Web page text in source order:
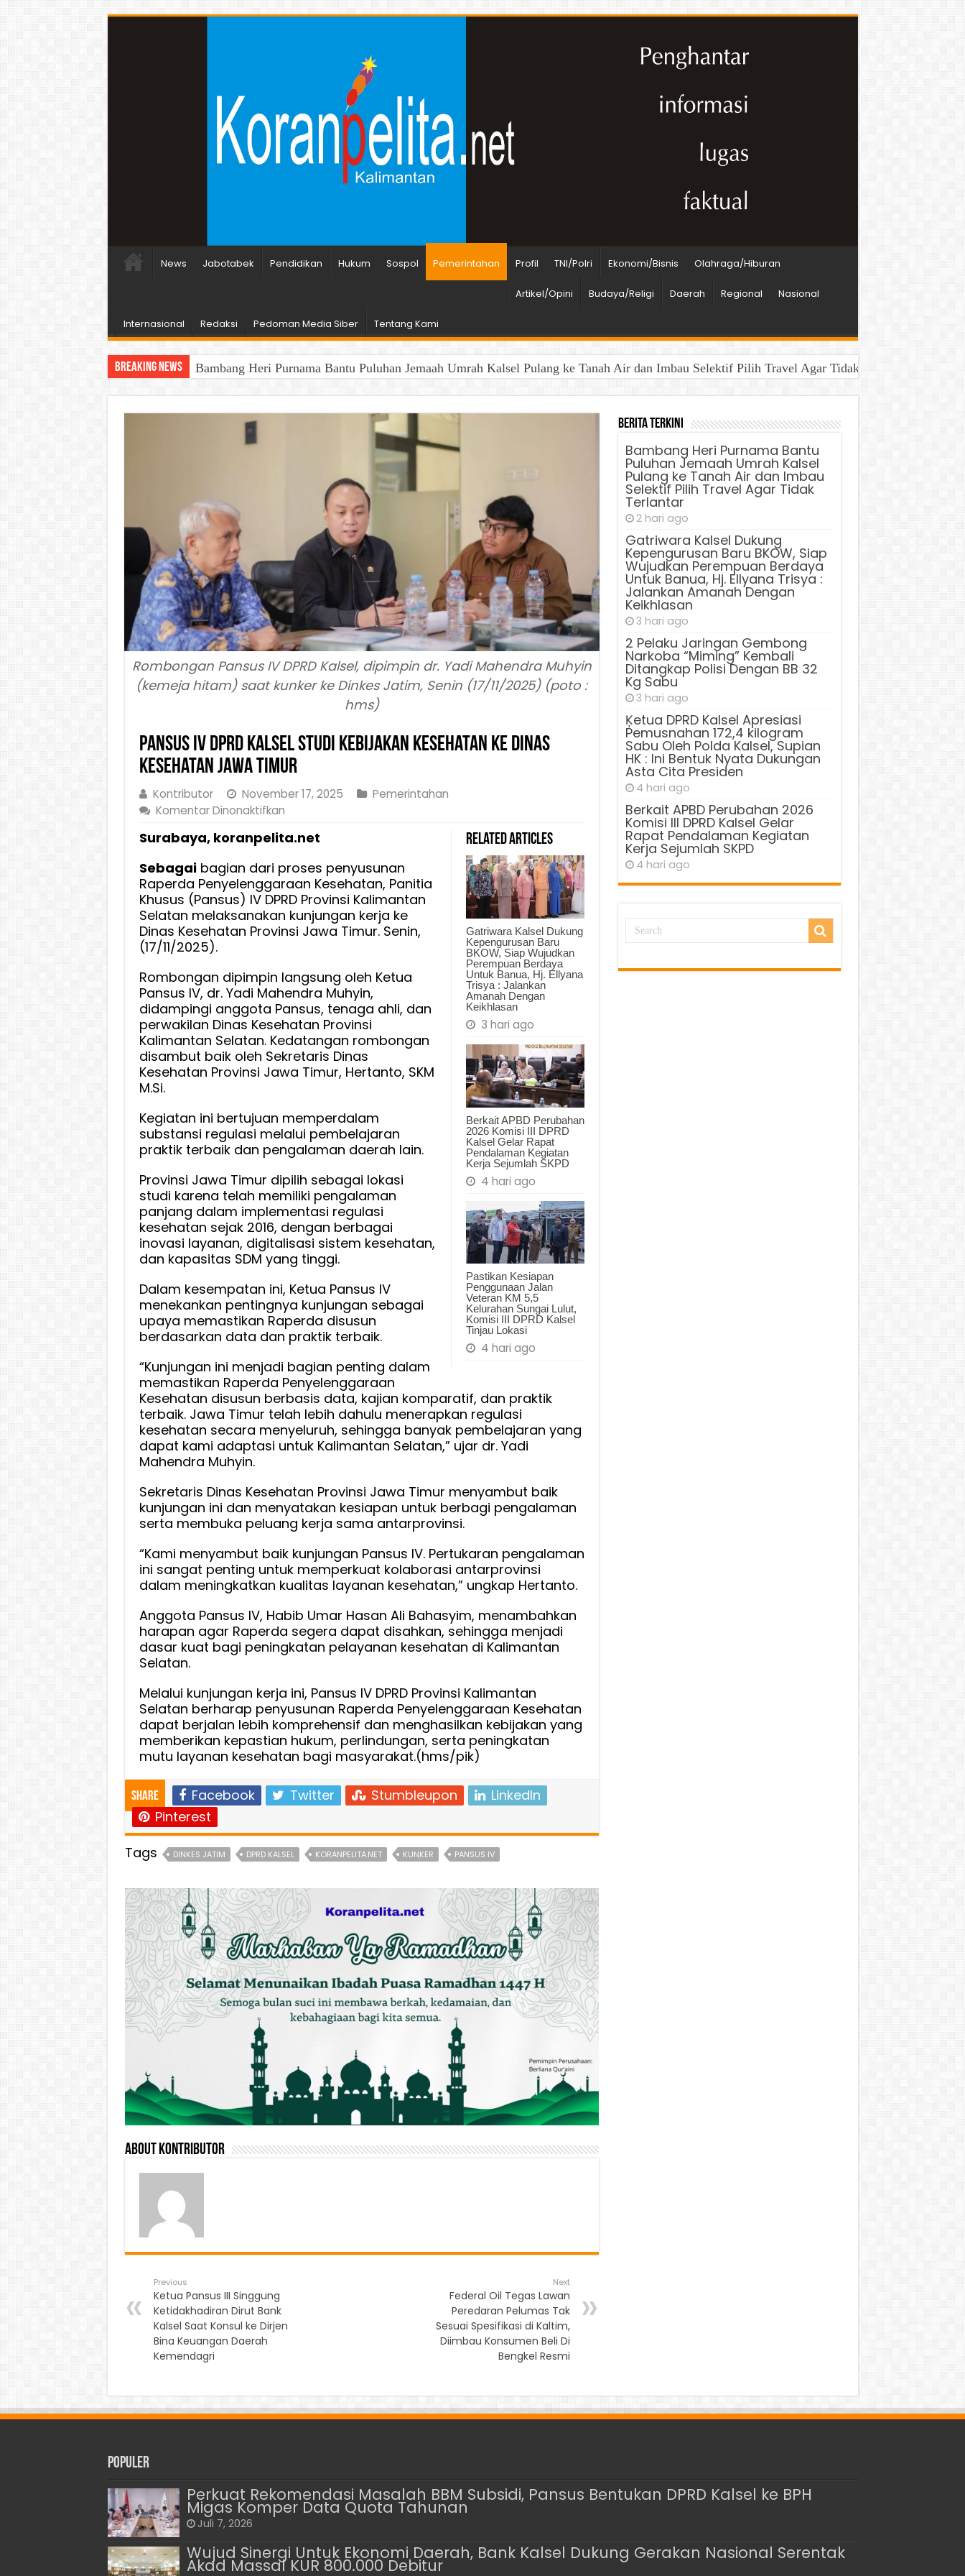
News Jabotabek Pendidikan Hukum Sospol Pemerintahan Profil TNI/Polri Ekonomi/Bisnis Olahraga/Hiburan
Artikel/Opini Budaya/Religi Daerah Regional Nasional
Internasional Redaksi Pedoman Media Siber Tentang Kami
Breaking News Bambang Heri Purnama Bantu Puluhan Jemaah Umrah Kalsel Pulang ke Tanah Air dan Imbau Selektif Pilih Travel Agar Tidak Terlantar
Rombongan Pansus IV DPRD Kalsel, dipimpin dr. Yadi Mahendra Muhyin
(kemeja hitam) saat kunker ke Dinkes Jatim, Senin (17/11/2025) (poto :
hms)
Pansus IV DPRD Kalsel Studi Kebijakan Kesehatan ke Dinas
Kesehatan Jawa Timur
Kontributor November 17, 2025
Pemerintahan
Komentar Dinonaktifkanpada
IV
Kalsel
Studi
Kebijakan
Kesehatan
Kesehatan
Jawa
Timur
Related Articles
Gatriwara Kalsel Dukung
Kepengurusan Baru
BKOW, Siap Wujudkan
Perempuan Berdaya
Untuk Banua, Hj. Ellyana
Trisya : Jalankan
Amanah Dengan
Keikhlasan
3 hari ago
Berkait APBD Perubahan
2026 Komisi III DPRD
Kalsel Gelar Rapat
Pendalaman Kegiatan
Kerja Sejumlah SKPD
4 hari ago
Pastikan Kesiapan
Penggunaan Jalan
Veteran KM 5,5
Kelurahan Sungai Lulut,
Komisi III DPRD Kalsel
Tinjau Lokasi
4 hari ago
Surabaya, koranpelita.net
Sebagaibagian dari proses penyusunan
Raperda Penyelenggaraan Kesehatan, Panitia
Khusus (Pansus) IV DPRD Provinsi Kalimantan
Selatan melaksanakan kunjungan kerja ke
Dinas Kesehatan Provinsi Jawa Timur. Senin,
(17/11/2025).
Rombongan dipimpin langsung oleh Ketua
Pansus IV, dr. Yadi Mahendra Muhyin,
didampingi anggota Pansus, tenaga ahli, dan
perwakilan Dinas Kesehatan Provinsi
Kalimantan Selatan. Kedatangan rombongan
disambut baik oleh Sekretaris Dinas
Kesehatan Provinsi Jawa Timur, Hertanto, SKM
M.Si.
Kegiatan ini bertujuan memperdalam
substansi regulasi melalui pembelajaran
praktik terbaik dan pengalaman daerah lain.
Provinsi Jawa Timur dipilih sebagai lokasi
studi karena telah memiliki pengalaman
panjang dalam implementasi regulasi
kesehatan sejak 2016, dengan berbagai
inovasi layanan, digitalisasi sistem kesehatan,
dan kapasitas SDM yang tinggi.
Dalam kesempatan ini, Ketua Pansus IV
menekankan pentingnya kunjungan sebagai
upaya memastikan Raperda disusun
berdasarkan data dan praktik terbaik.
“Kunjungan ini menjadi bagian penting dalam
memastikan Raperda Penyelenggaraan
Kesehatan disusun berbasis data, kajian komparatif, dan praktik
terbaik. Jawa Timur telah lebih dahulu menerapkan regulasi
kesehatan secara menyeluruh, sehingga banyak pembelajaran yang
dapat kami adaptasi untuk Kalimantan Selatan,” ujar dr. Yadi
Mahendra Muhyin.
Sekretaris Dinas Kesehatan Provinsi Jawa Timur menyambut baik
kunjungan ini dan menyatakan kesiapan untuk berbagi pengalaman
serta membuka peluang kerja sama antarprovinsi.
“Kami menyambut baik kunjungan Pansus IV. Pertukaran pengalaman
ini sangat penting untuk memperkuat kolaborasi antarprovinsi
dalam meningkatkan kualitas layanan kesehatan,” ungkap Hertanto.
Anggota Pansus IV, Habib Umar Hasan Ali Bahasyim, menambahkan
harapan agar Raperda segera dapat disahkan, sehingga menjadi
dasar kuat bagi peningkatan pelayanan kesehatan di Kalimantan
Selatan.
Melalui kunjungan kerja ini, Pansus IV DPRD Provinsi Kalimantan
Selatan berharap penyusunan Raperda Penyelenggaraan Kesehatan
dapat berjalan lebih komprehensif dan menghasilkan kebijakan yang
memberikan kepastian hukum, perlindungan, serta peningkatan
mutu layanan kesehatan bagi masyarakat.(hms/pik)
Share Facebook Twitter Stumbleupon
LinkedIn
Pinterest
Tags
DINKES JATIM DPRD KALSEL KORANPELITA.NET KUNKER PANSUS IV
About Kontributor
Previous
Ketua Pansus III Singgung
Ketidakhadiran Dirut Bank
Kalsel Saat Konsul ke Dirjen
Bina Keuangan Daerah
Kemendagri
Next
Federal Oil Tegas Lawan
Peredaran Pelumas Tak
Sesuai Spesifikasi di Kaltim,
Diimbau Konsumen Beli Di
Bengkel Resmi
Berita Terkini
Bambang Heri Purnama Bantu
Puluhan Jemaah Umrah Kalsel
Pulang ke Tanah Air dan Imbau
Selektif Pilih Travel Agar Tidak
Terlantar
2 hari ago
Gatriwara Kalsel Dukung
Kepengurusan Baru BKOW, Siap
Wujudkan Perempuan Berdaya
Untuk Banua, Hj. Ellyana Trisya :
Jalankan Amanah Dengan
Keikhlasan
3 hari ago
2 Pelaku Jaringan Gembong
Narkoba “Miming” Kembali
Ditangkap Polisi Dengan BB 32
Kg Sabu
3 hari ago
Ķetua DPRD Kalsel Apresiasi
Pemusnahan 172,4 kilogram
Sabu Oleh Polda Kalsel, Supian
HK : Ini Bentuk Nyata Dukungan
Asta Cita Presiden
4 hari ago
Berkait APBD Perubahan 2026
Komisi III DPRD Kalsel Gelar
Rapat Pendalaman Kegiatan
Kerja Sejumlah SKPD
4 hari ago
Populer
Perkuat Rekomendasi Masalah BBM Subsidi, Pansus Bentukan DPRD Kalsel ke BPH
Migas Komper Data Quota Tahunan
Juli 7, 2026
Wujud Sinergi Untuk Ekonomi Daerah, Bank Kalsel Dukung Gerakan Nasional Serentak
Akad Massal KUR 800.000 Debitur